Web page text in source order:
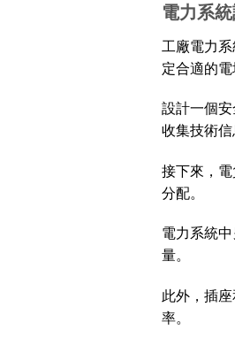
電力系
工廠電力
定合適的
設計一個
收集技術
接下來，
分配。
電力系統
量。
此外，插
率。